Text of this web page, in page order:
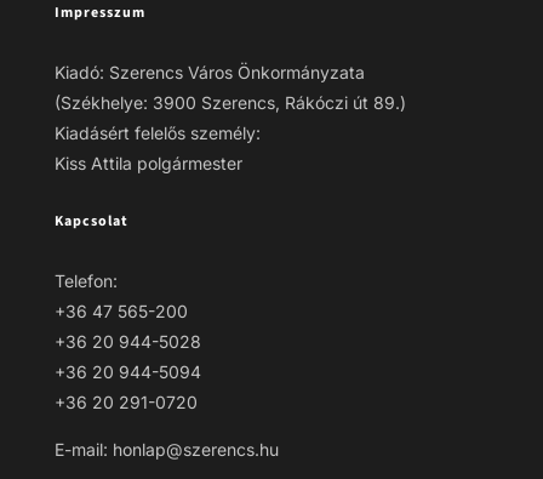
Impresszum
Kiadó: Szerencs Város Önkormányzata
(Székhelye: 3900 Szerencs, Rákóczi út 89.)
Kiadásért felelős személy:
Kiss Attila polgármester
Kapcsolat
Telefon:
+36 47 565-200
+36 20 944-5028
+36 20 944-5094
+36 20 291-0720
E-mail: honlap@szerencs.hu